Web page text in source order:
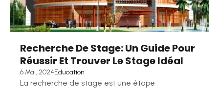
Recherche De Stage: Un Guide Pour
Réussir Et Trouver Le Stage Idéal
6 Mai, 2024Education
La recherche de stage est une étape